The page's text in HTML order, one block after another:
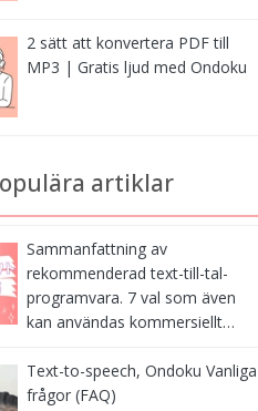
2 sätt att konvertera PDF till
MP3 | Gratis ljud med Ondoku
artiklar
Sammanfattning av
rekommenderad text-till-tal-
programvara. 7 val som även
kan användas kommersiellt…
Text-to-speech, Ondoku Vanliga
frågor (FAQ)